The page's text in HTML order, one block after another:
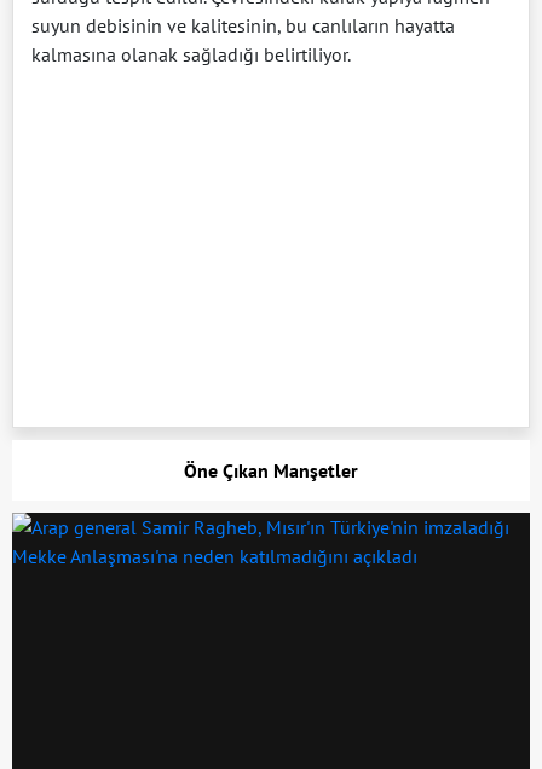
suyun debisinin ve kalitesinin, bu canlıların hayatta
kalmasına olanak sağladığı belirtiliyor.
Öne Çıkan Manşetler